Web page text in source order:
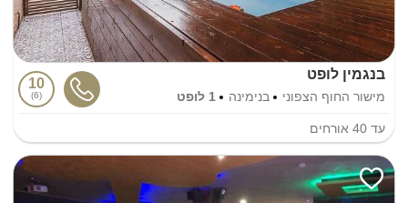
בנגמין לופט
מישור החוף הצפוני בנימינה 1 לופט
10
6
עד 40 אורחים